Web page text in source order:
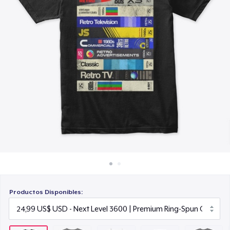
Venda en todas partes
Venda lo que sea
Productos Disponibles:
27,59 US$
Unisex Classic Pullover Hoodie
42,99 US$
Classic Crew Neck T-Shirt
24,99 US$
Kids Classic Pullover Hoodie
41,99 US$
Triblend Tee
26,99 US$